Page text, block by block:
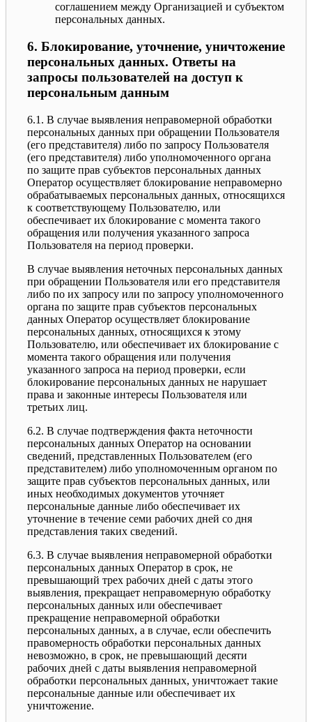
соглашением между Организацией и субъектом
персональных данных.
6. Блокирование, уточнение, уничтожение
персональных данных. Ответы на
запросы пользователей на доступ к
персональным данным
6.1. В случае выявления неправомерной обработки
персональных данных при обращении Пользователя
(его представителя) либо по запросу Пользователя
(его представителя) либо уполномоченного органа
по защите прав субъектов персональных данных
Оператор осуществляет блокирование неправомерно
обрабатываемых персональных данных, относящихся
к соответствующему Пользователю, или
обеспечивает их блокирование с момента такого
обращения или получения указанного запроса
Пользователя на период проверки.
В случае выявления неточных персональных данных
при обращении Пользователя или его представителя
либо по их запросу или по запросу уполномоченного
органа по защите прав субъектов персональных
данных Оператор осуществляет блокирование
персональных данных, относящихся к этому
Пользователю, или обеспечивает их блокирование с
момента такого обращения или получения
указанного запроса на период проверки, если
блокирование персональных данных не нарушает
права и законные интересы Пользователя или
третьих лиц.
6.2. В случае подтверждения факта неточности
персональных данных Оператор на основании
сведений, представленных Пользователем (его
представителем) либо уполномоченным органом по
защите прав субъектов персональных данных, или
иных необходимых документов уточняет
персональные данные либо обеспечивает их
уточнение в течение семи рабочих дней со дня
представления таких сведений.
6.3. В случае выявления неправомерной обработки
персональных данных Оператор в срок, не
превышающий трех рабочих дней с даты этого
выявления, прекращает неправомерную обработку
персональных данных или обеспечивает
прекращение неправомерной обработки
персональных данных, а в случае, если обеспечить
правомерность обработки персональных данных
невозможно, в срок, не превышающий десяти
рабочих дней с даты выявления неправомерной
обработки персональных данных, уничтожает такие
персональные данные или обеспечивает их
уничтожение.